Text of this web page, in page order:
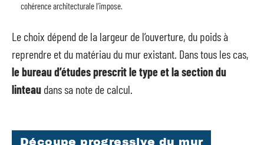
cohérence architecturale l’impose.
Le choix dépend de la largeur de l’ouverture, du poids à
reprendre et du matériau du mur existant. Dans tous les cas,
le bureau d’études prescrit le type et la section du
linteau dans sa note de calcul.
Découpe progressive du mur